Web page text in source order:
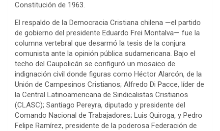
Constitución de 1963.
El respaldo de la Democracia Cristiana chilena —el partido
de gobierno del presidente Eduardo Frei Montalva— fue la
columna vertebral que desarmó la tesis de la conjura
comunista ante la opinión pública sudamericana. Bajo el
techo del Caupolicán se configuró un mosaico de
indignación civil donde figuras como Héctor Alarcón, de la
Unión de Campesinos Cristianos; Alfredo Di Pacce, líder de
la Central Latinoamericana de Sindicalistas Cristianos
(CLASC); Santiago Pereyra, diputado y presidente del
Comando Nacional de Trabajadores; Luis Quiroga, y Pedro
Felipe Ramírez, presidente de la poderosa Federación de